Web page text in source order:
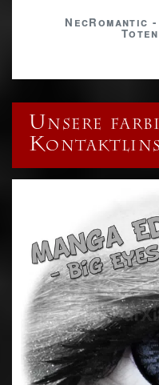
NecRomantic
Unsere